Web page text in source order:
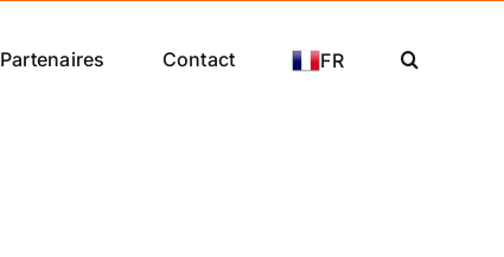
Partenaires Contact FR